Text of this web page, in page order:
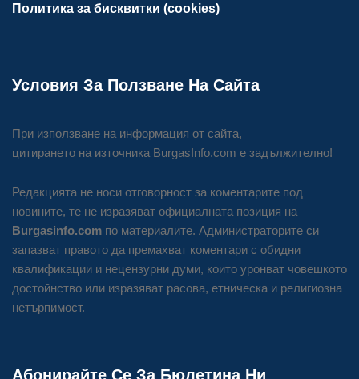
Политика за бисквитки (cookies)
Условия За Ползване На Сайта
При използване на информация от сайта,
цитирането на източника BurgasInfo.com е задължително!
Редакцията не носи отговорност за коментарите под
новините, те не изразяват официалната позиция на
Burgasinfo.com по материалите. Администраторите си
запазват правото да премахват коментари с обидни
квалификации и нецензурни думи, които уронват човешкото
достойнство или изразяват расова, етническа и религиозна
нетърпимост.
Абонирайте Се За Бюлетина Ни